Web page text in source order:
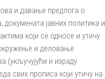
и давање предлога о
докумената јавних политика и
који се односе и утичу
и деловање
(укључујући и израду
свих прописа који утичу на